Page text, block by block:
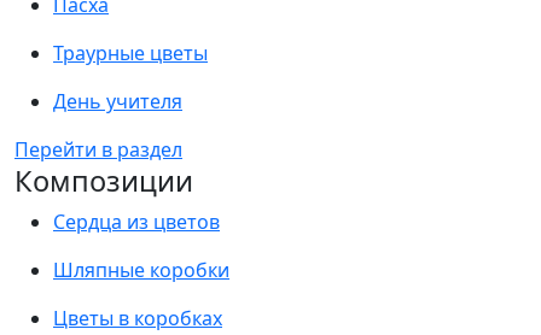
Траурные цветы
День учителя
Перейти в раздел
Композиции
Сердца из цветов
Шляпные коробки
Цветы в коробках